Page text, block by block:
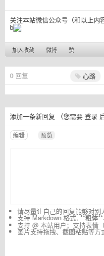
关注本站微信公众号（和以上内
b
加入收藏 微博 赞
心路
0 回复
添加一条新回复 （您需要 登录
编辑 预览
请尽量让自己的回复能够对别
支持 Markdown 格式,**粗体**
支持 @ 本站用户；支持表情
图片支持拖拽、截图粘贴等方